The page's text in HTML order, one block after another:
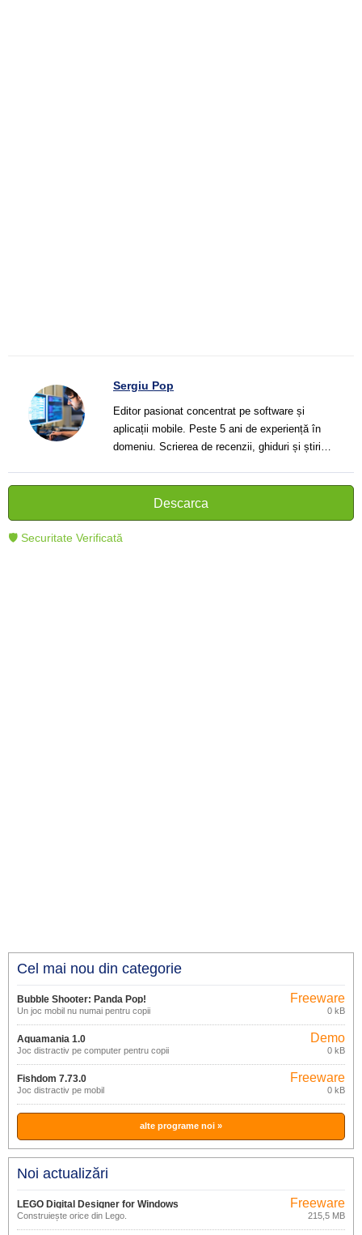
Sergiu Pop
Editor pasionat concentrat pe software și
aplicații mobile. Peste 5 ani de experiență în
domeniu. Scrierea de recenzii, ghiduri și știri.
cititorii să înțeleagă și să folosească mai bine
tehnologia modernă.
Descarca
🛡 Securitate Verificată
Cel mai nou din categorie
Bubble Shooter: Panda Pop!
13.1.101
Un joc mobil nu numai pentru copii
Freeware
0 kB
Aquamania 1.0
Joc distractiv pe computer pentru copii
Demo
0 kB
Fishdom 7.73.0
Joc distractiv pe mobil
Freeware
0 kB
alte programe noi »
Noi actualizări
LEGO Digital Designer for Windows
4.3.8.0
Construiește orice din Lego.
Freeware
215,5 MB